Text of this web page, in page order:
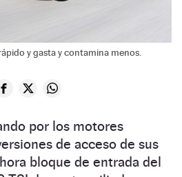
y gasta y contamina menos.
por los motores
de acceso de sus
bloque de entrada del